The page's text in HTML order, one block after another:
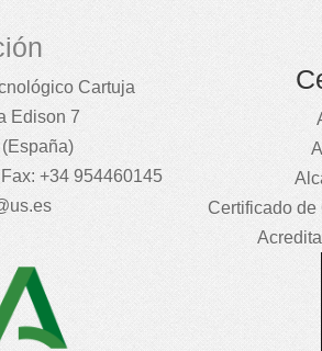
Cartuja
Edison 7
+34 954460145
Certificado de